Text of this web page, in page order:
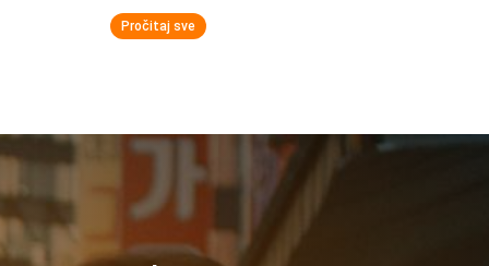
Pročitaj sve